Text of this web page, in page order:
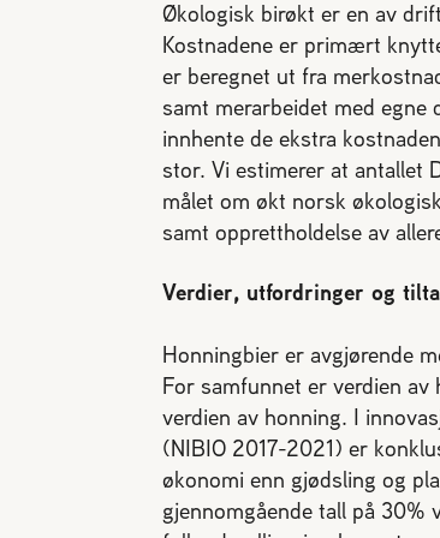
Økologisk birøkt er en av
Kostnadene er primært
er beregnet ut fra
samt merarbeidet med
innhente de ekstra
stor. Vi estimerer at antallet
målet om økt norsk
samt opprettholdelse av
Verdier, utfordringer og
Honningbier er avgjørende
For samfunnet er verdien
verdien av honning. I
(NIBIO 2017-2021) er
økonomi enn gjødsling og
gjennomgående tall på